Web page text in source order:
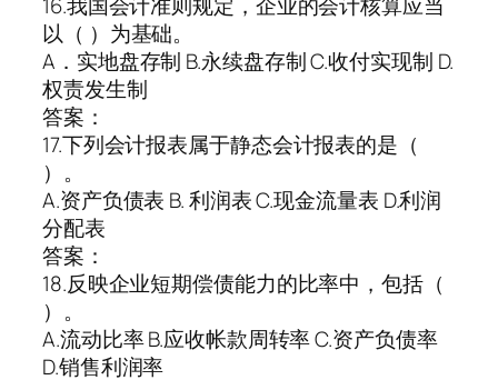
以（ ）为基础。
A．实地盘存制 B.永续盘存制 C.收付实现制 D.
权责发生制
答案：
17.下列会计报表属于静态会计报表的是（
）。
A.资产负债表 B. 利润表 C.现金流量表 D.利润
分配表
答案：
18.反映企业短期偿债能力的比率中，包括（
）。
A.流动比率 B.应收帐款周转率 C.资产负债率
D.销售利润率